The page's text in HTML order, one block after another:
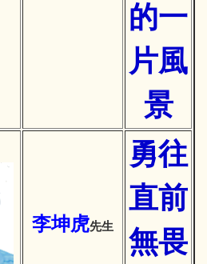
的一
片風
景
李坤虎先生
勇往
直前
無畏